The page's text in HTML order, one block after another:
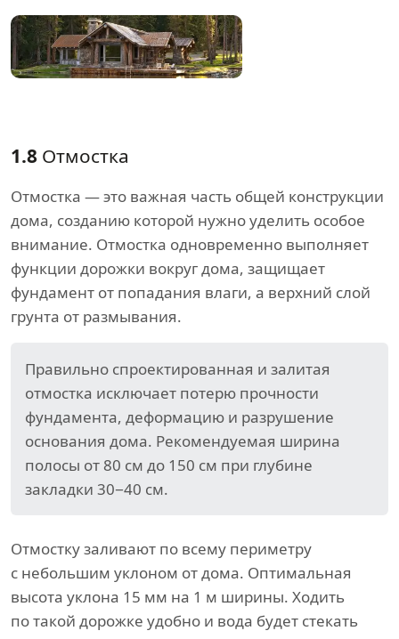
1.8 Отмостка
Отмостка — это важная часть общей конструкции
дома, созданию которой нужно уделить особое
внимание. Отмостка одновременно выполняет
функции дорожки вокруг дома, защищает
фундамент от попадания влаги, а верхний слой
грунта от размывания.
Правильно спроектированная и залитая
отмостка исключает потерю прочности
фундамента, деформацию и разрушение
основания дома. Рекомендуемая ширина
полосы от 80 см до 150 см при глубине
закладки 30−40 см.
Отмостку заливают по всему периметру
с небольшим уклоном от дома. Оптимальная
высота уклона 15 мм на 1 м ширины. Ходить
по такой дорожке удобно и вода будет стекать